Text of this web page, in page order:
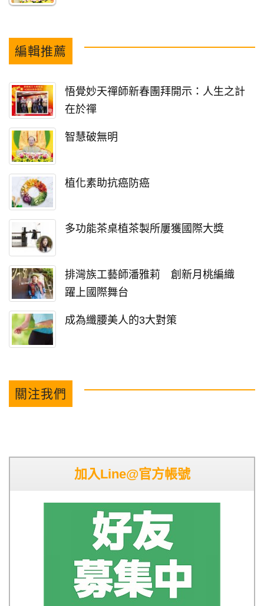
編輯推薦
悟覺妙天禪師新春團拜開示：人生之計
在於禪
智慧破無明
植化素助抗癌防癌
多功能茶桌植茶製所屢獲國際大獎
排灣族工藝師潘雅莉 創新月桃編織
躍上國際舞台
成為纖腰美人的3大對策
關注我們
加入Line@官方帳號